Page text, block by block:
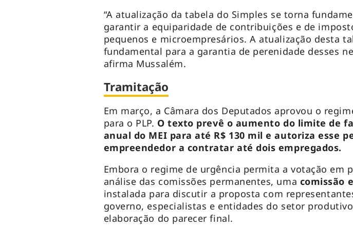
“A atualização da tabela do Simples se torna
garantir a equiparidade de contribuições e de
pequenos e microempresários. A atualização desta
fundamental para a garantia de perenidade desses
afirma Mussalém.
Tramitação
Em março, a Câmara dos Deputados aprovou o
para o PLP. O texto prevê o aumento do limite de
anual do MEI para até R$ 130 mil e autoriza esse
empreendedor a contratar até dois empregados.
Embora o regime de urgência permita a votação em
análise das comissões permanentes, uma comissão
instalada para discutir a proposta com
governo, especialistas e entidades do setor
elaboração do parecer final.